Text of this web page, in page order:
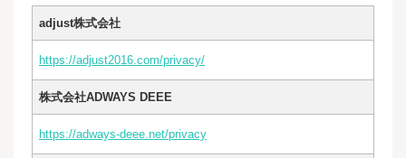
adjust株式会社
https://adjust2016.com/privacy/
株式会社ADWAYS DEEE
https://adways-deee.net/privacy